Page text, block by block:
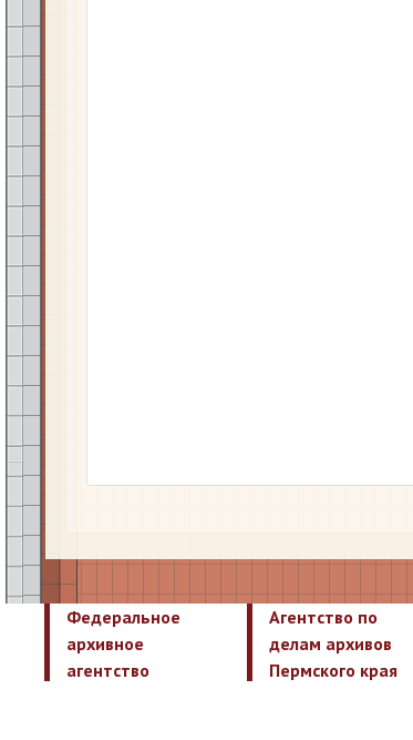
Федеральное
архивное
агентство
Агентство по
делам архивов
Пермского края